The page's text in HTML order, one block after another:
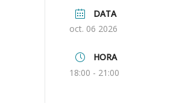
DATA
oct. 06 2026
HORA
18:00 - 21:00